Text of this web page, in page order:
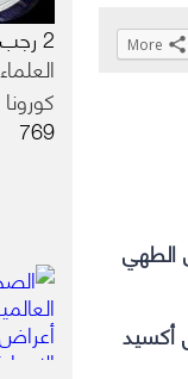
الطهي
أكسيد
More 2 رجب 1442 هـ - 14 فبراير 2021 م
كورونا
769